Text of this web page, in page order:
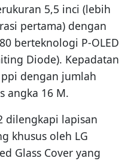
5,5 inci (lebih
pertama) dengan
berteknologi P-OLED
Diode). Kepadatan
dengan jumlah
angka 16 M.
dilengkapi lapisan
khusus oleh LG
Glass Cover yang